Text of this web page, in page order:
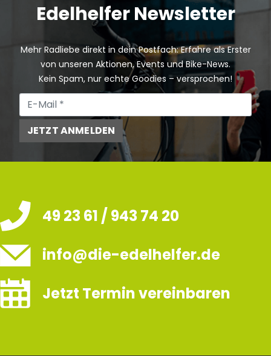
Edelhelfer Newsletter
Mehr Radliebe direkt in dein Postfach: Erfahre als Erster
von unseren Aktionen, Events und Bike-News.
Kein Spam, nur echte Goodies – versprochen!
JETZT ANMELDEN
49 23 61 / 943 74 20
info@die-edelhelfer.de
Jetzt Termin vereinbaren